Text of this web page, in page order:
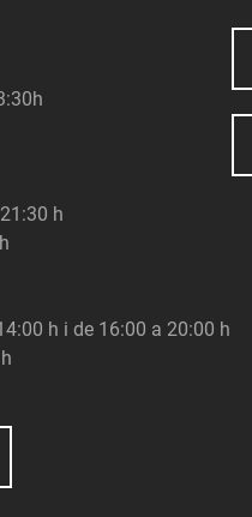
h
h i de 16:00 a 20:00 h